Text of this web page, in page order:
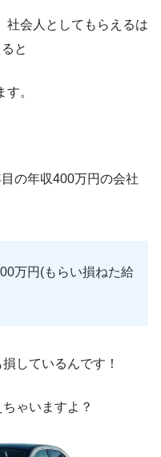
社会人としてもらえるは
と
。
の年収400万円の会社
万円(もらい損ねた給
しているんです！
ゃいますよ？